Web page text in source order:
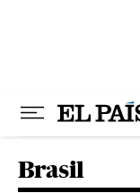
Brasil